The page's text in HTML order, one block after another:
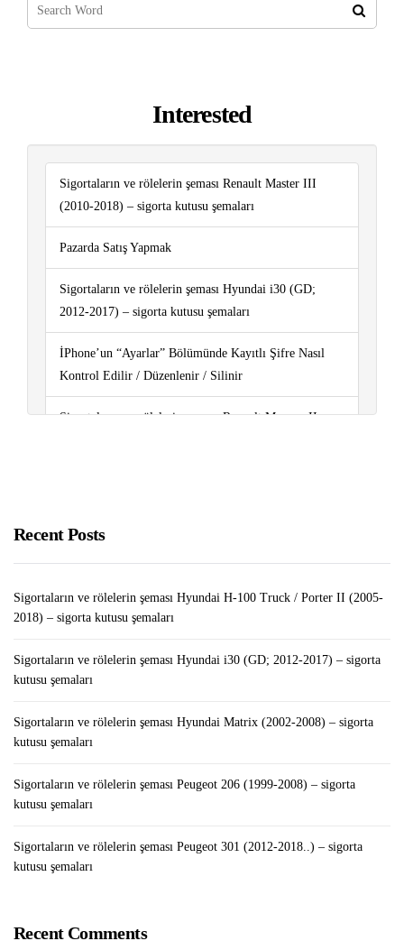
Interested
Sigortaların ve rölelerin şeması Renault Master III
(2010-2018) – sigorta kutusu şemaları
Pazarda Satış Yapmak
Sigortaların ve rölelerin şeması Hyundai i30 (GD;
2012-2017) – sigorta kutusu şemaları
İPhone’un “Ayarlar” Bölümünde Kayıtlı Şifre Nasıl
Kontrol Edilir / Düzenlenir / Silinir
Sigortaların ve rölelerin şeması Renault Megane II
Recent Posts
Sigortaların ve rölelerin şeması Hyundai H-100 Truck / Porter II (2005-
2018) – sigorta kutusu şemaları
Sigortaların ve rölelerin şeması Hyundai i30 (GD; 2012-2017) – sigorta
kutusu şemaları
Sigortaların ve rölelerin şeması Hyundai Matrix (2002-2008) – sigorta
kutusu şemaları
Sigortaların ve rölelerin şeması Peugeot 206 (1999-2008) – sigorta
kutusu şemaları
Sigortaların ve rölelerin şeması Peugeot 301 (2012-2018..) – sigorta
kutusu şemaları
Recent Comments